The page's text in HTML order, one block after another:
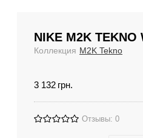
NIKE M2K TEKNO
Коллекция M2K Tekno
3 132 грн.
Отзывы: 0